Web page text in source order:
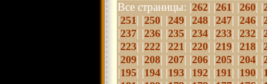
Все страницы: |262| |261| |260| |
|251| |250| |249| |248| |247| |246| |
|237| |236| |235| |234| |233| |232| |
|223| |222| |221| |220| |219| |218| |
|209| |208| |207| |206| |205| |204| |
|195| |194| |193| |192| |191| |190| |